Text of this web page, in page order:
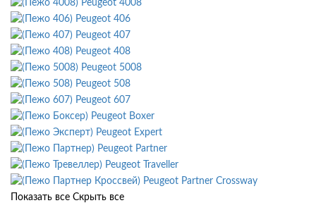
Peugeot 4008
Peugeot 406
Peugeot 407
Peugeot 408
Peugeot 5008
Peugeot 508
Peugeot 607
Peugeot Boxer
Peugeot Expert
Peugeot Partner
Peugeot Traveller
Peugeot Partner Crossway
Показать все Скрыть все